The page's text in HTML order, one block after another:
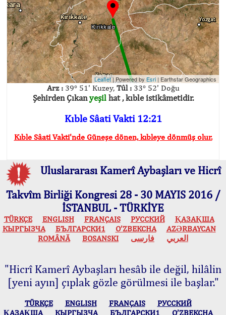
Leaflet| Powered by Esri | Earthstar Geographics
Arz :39° 51' Kuzey, Tûl :33° 52' Doğu
Şehirden Çıkanyeşilhat , kıble istikâmetidir.
Kıble Sâati Vakti 12:21
Kıble Sâati Vakti'nde Güneşe dönen, kıbleye dönmüş olur.
Uluslararası Kamerî Aybaşları ve Hicrî
Takvîm Birliği Kongresi 28 - 30 MAYIS 2016 /
İSTANBUL - TÜRKİYE
TÜRKÇE ENGLISH FRANÇAIS РУССКИЙ
ҚАЗАҚША
КЫPГЫЗЧA
БЪЛГАРСКИ1 O’ZBEKCHA
AZӘRBAYCAN
ROMÂNĂ
BOSANSKI العربي فارسی
"Hicrî Kamerî Aybaşları hesâb ile değil, hilâlin
[yeni ayın] çıplak gözle görülmesi ile başlar."
TÜRKÇE ENGLISH FRANÇAIS
РУССКИЙ
ҚАЗАҚША
КЫPГЫЗЧA БЪЛГАРСКИ1 O’ZBEKCHA